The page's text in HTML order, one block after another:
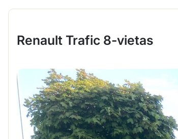
Renault Trafic 8-vietas